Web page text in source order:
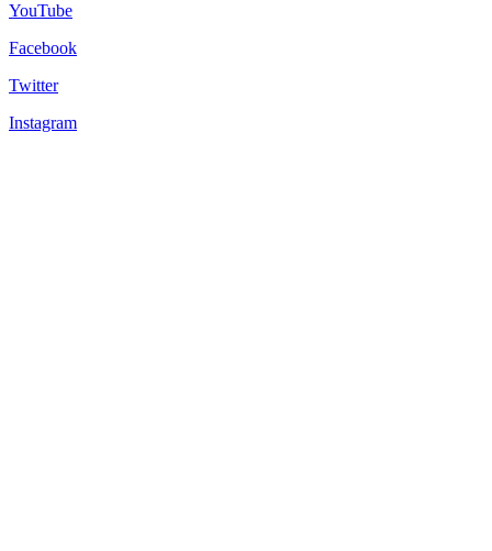
YouTube
Facebook
Twitter
Instagram